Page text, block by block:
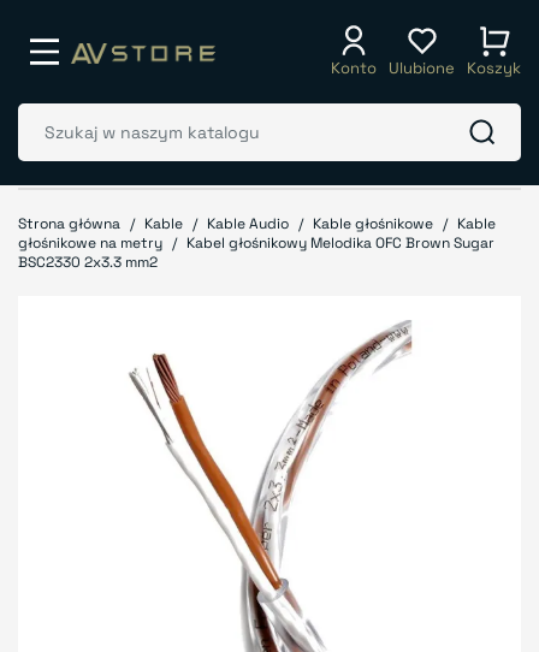
Konto Ulubione Koszyk
Strona główna Kable Kable Audio Kable głośnikowe
Kable
głośnikowe na metry
Kabel głośnikowy Melodika OFC Brown Sugar
BSC2330 2x3.3 mm2